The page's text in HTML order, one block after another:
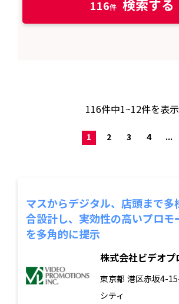
116 検索する
116件中1~12件を表示
1 2 3 4 ...
マスからデジタル、店頭まで多
合設計し、実効性の高いプロモ
を多角的に提示
株式会社ビデオプ
東京都 港区赤坂4-
シティ